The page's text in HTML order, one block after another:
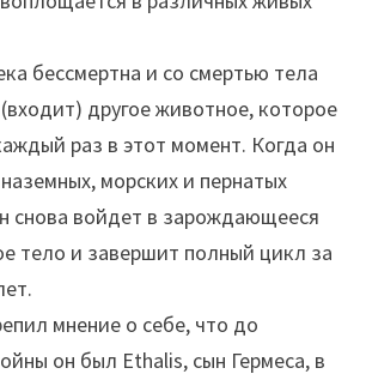
бессмертна и со смертью тела
другое животное, которое
раз в этот момент. Когда он
морских и пернатых
снова войдет в зарождающееся
тело и завершит полный цикл за
мнение о себе, что до
он был Ethalis, сын Гермеса, в